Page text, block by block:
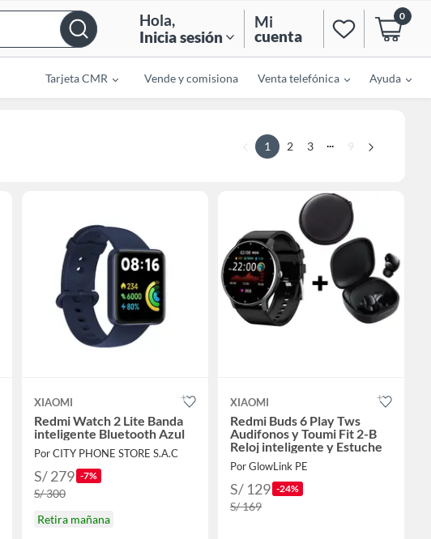
Hola,
Inicia sesión
Mi
cuenta
0
Tarjeta CMR Vende y comisiona Venta telefónica Ayuda
1 2 3 ... 9
XIAOMI
Redmi Watch 2 Lite Banda
inteligente Bluetooth Azul
Por CITY PHONE STORE S.A.C
S/ 279 -7%
S/ 300
Retira mañana
XIAOMI
Redmi Buds 6 Play Tws
Audifonos y Toumi Fit 2-B
Reloj inteligente y Estuche
Por GlowLink PE
S/ 129 -24%
S/ 169